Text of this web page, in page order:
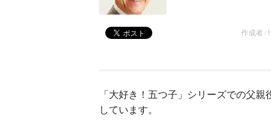
作成者 /
「大好き！五つ子」シリーズでの父
しています。